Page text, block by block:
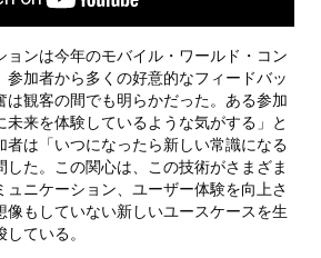
ョンは今年のモバイル・ワールド・コン
参加者から多くの好意的なフィードバッ
は観客の間でも明らかだった。ある参加
未来を体験しているような気がする」と
者は「いつになったら新しい常識になる
した。この関心は、この技術がさまざま
ュニケーション、ユーザー体験を向上さ
像もしていない新しいユースケースを生
ている。